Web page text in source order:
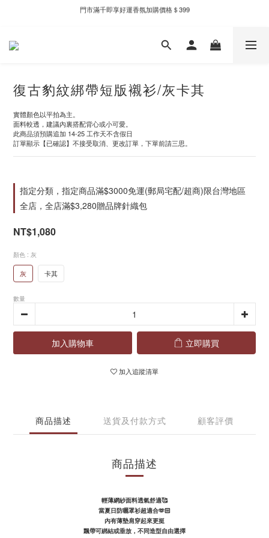
新自製款系列首批限時優惠｜單件95折，任兩件9折
復古豹紋綁帶短版襯衫/灰卡其
實體顏色以平拍為主。
面料較透，建議內裏搭配背心或小可愛。
此商品須預購追加 14-25 工作天不含假日
訂單顯示【已確認】不接受取消、更改訂單，下單前請三思。
指定分類，指定商品滿$3000免運(郵局宅配/超商)限台灣地區
全店，全店滿$3,280贈品牌針織包
NT$1,080
顏色 : 灰
灰 卡其
數量
加入購物車 立即購買
加入追蹤清單
商品描述 送貨及付款方式 顧客評價
商品描述
輕薄網紗面料透氣舒適🥰
當夏日防曬罩衫超適合🫶🏻
內有薄墊肩穿起來更挺
飄帶可綁結或垂放，不同造型自由選擇